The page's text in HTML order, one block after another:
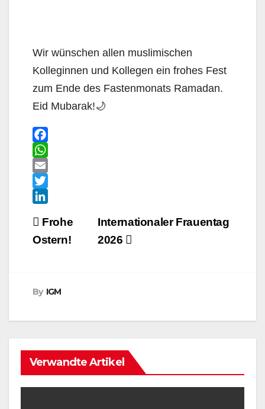
Wir wünschen allen muslimischen
Kolleginnen und Kollegen ein frohes Fest
zum Ende des Fastenmonats Ramadan.
Eid Mubarak!🌙
F
a
c
e
o
o
W
h
a
s
A
E
m
i
l
T
i
t
r
i
n
d
n
Beitragsnavigation
Internationaler Frauentag
2026
Frohe
Ostern!
By IGM
Verwandte Artikel